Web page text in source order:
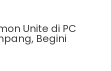
Unite di PC
Begini